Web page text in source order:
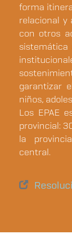
forma
relacional y
con otros
sistemática
garantizar
niños,
Los EPAE
provincial:
la
central.